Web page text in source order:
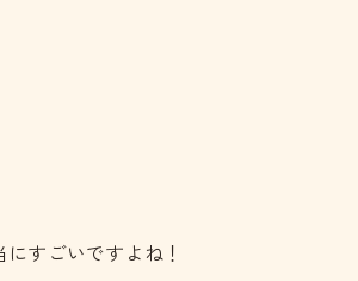
すごいですよね！